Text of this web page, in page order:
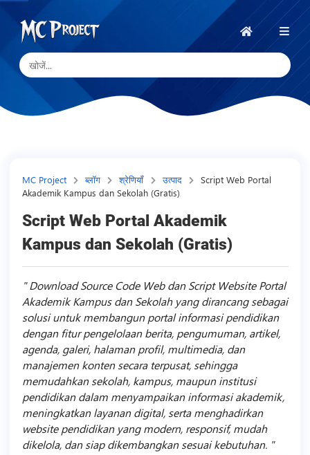
होम
MC Project ब्लॉग श्रेणियाँ उत्पाद
Script Web Portal
Akademik Kampus dan Sekolah (Gratis)
Script Web Portal Akademik
Kampus dan Sekolah (Gratis)
Download Source Code Web dan Script Website Portal
Akademik Kampus dan Sekolah yang dirancang sebagai
solusi untuk membangun portal informasi pendidikan
dengan fitur pengelolaan berita, pengumuman, artikel,
agenda, galeri, halaman profil, multimedia, dan
manajemen konten secara terpusat, sehingga
memudahkan sekolah, kampus, maupun institusi
pendidikan dalam menyampaikan informasi akademik,
meningkatkan layanan digital, serta menghadirkan
website pendidikan yang modern, responsif, mudah
dikelola, dan siap dikembangkan sesuai kebutuhan.
Project
Official
Store
डिजिटल
फ्रीलांस
सेवाएँ